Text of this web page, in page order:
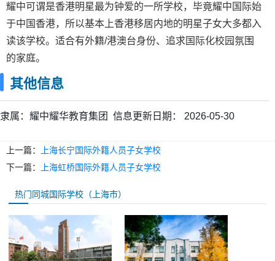
耀中可谓是香港明星最为钟爱的一所学校，毕竟耀中国际始
于中国香港，所以基本上香港移居内地的明星子女大多都入
读该学校。适合有外籍/港澳台身份、追求国际化校园氛围
的家庭。
其他信息
隶属： 耀中耀华教育集团 信息更新日期： 2026-05-30
上一篇：
上海长宁国际外籍人员子女学校
下一篇：
上海虹桥国际外籍人员子女学校
热门同城国际学校（上海市）